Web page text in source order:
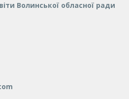
Волинської обласної ради